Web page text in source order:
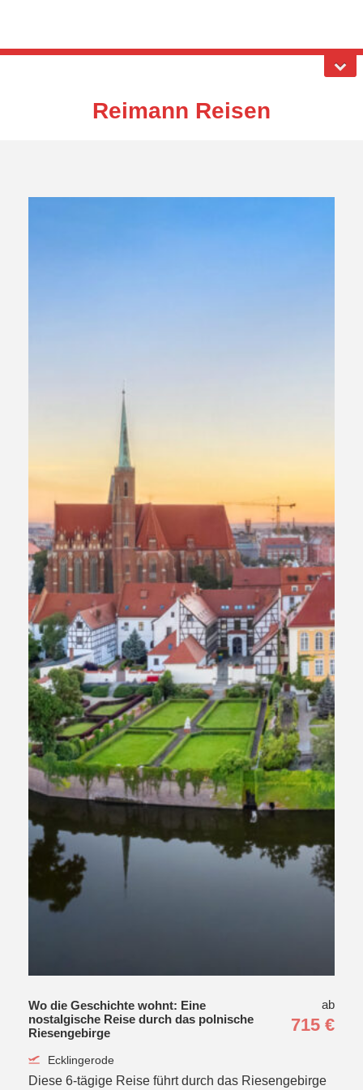
Reimann Reisen
Wo die Geschichte wohnt: Eine
nostalgische Reise durch das polnische
Riesengebirge
ab
715 €
Ecklingerode
Diese 6-tägige Reise führt durch das Riesengebirge